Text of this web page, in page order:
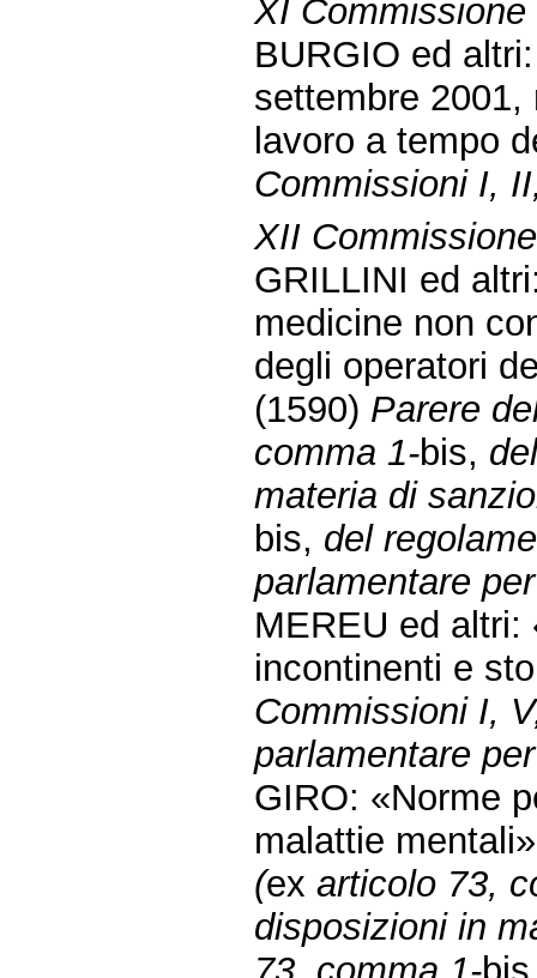
XI Commissione
BURGIO ed
settembre
lavoro a tempo
Commissioni I,
XII
GRILLINI ed
medicine non
degli operatori
(1590) Parere
comma 1-bis,
materia di
bis, del
parlamentare
MEREU ed altri:
incontinenti e
Commissioni I,
parlamentare
GIRO: «Norme
malattie
(exarticolo 73,
disposizioni in